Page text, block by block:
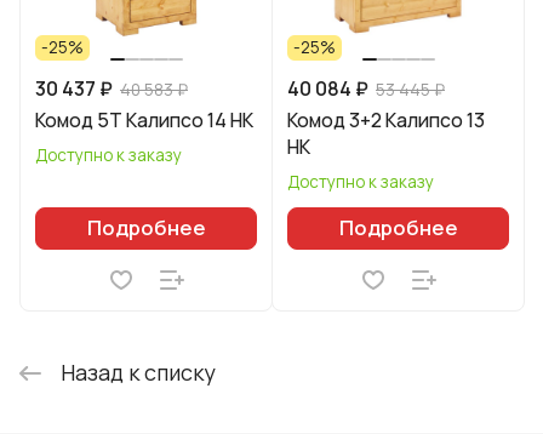
-25%
30 437 ₽ 40 583 ₽
Комод 5Т Калипсо 14 НК
Доступно к заказу
Подробнее
-25%
40 084 ₽ 53 445 ₽
Комод 3+2 Калипсо 13
НК
Доступно к заказу
Подробнее
Назад к списку